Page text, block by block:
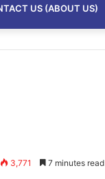
US (ABOUT US)
3,771 7 minutes read